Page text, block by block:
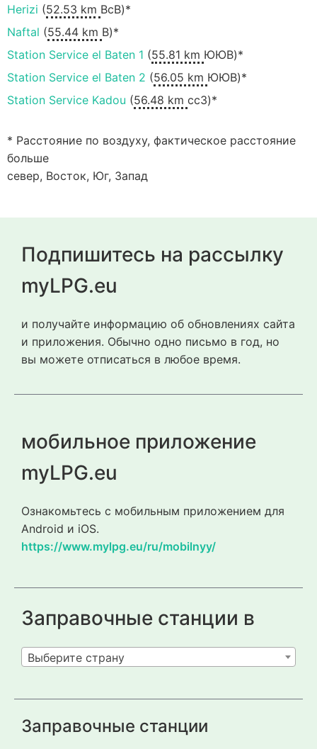
Herizi (52.53 km ВсВ)*
Naftal (55.44 km В)*
Station Service el Baten 1 (55.81 km ЮЮВ)*
Station Service el Baten 2 (56.05 km ЮЮВ)*
Station Service Kadou (56.48 km ccЗ)*
* Расстояние по воздуху, фактическое расстояние
больше
север, Восток, Юг, Запад
Подпишитесь на рассылку
myLPG.eu
и получайте информацию об обновлениях сайта
и приложения. Обычно одно письмо в год, но
вы можете отписаться в любое время.
мобильное приложение
myLPG.eu
Ознакомьтесь с мобильным приложением для
Android и iOS.
https://www.mylpg.eu/ru/mobilnyy/
Заправочные станции в
Выберите страну
Заправочные станции